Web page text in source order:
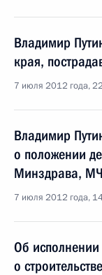
Владимир
края,
7 июля 2012 года,
Владимир
о положении
Минздрава,
7 июля 2012 года,
Об исполнении
о